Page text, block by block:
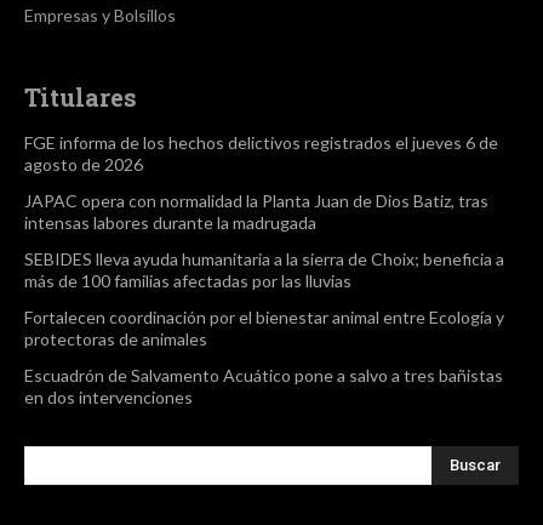
Empresas y Bolsillos
Titulares
FGE informa de los hechos delictivos registrados el jueves 6 de
agosto de 2026
JAPAC opera con normalidad la Planta Juan de Dios Batiz, tras
intensas labores durante la madrugada
SEBIDES lleva ayuda humanitaria a la sierra de Choix; beneficia a
más de 100 familias afectadas por las lluvias
Fortalecen coordinación por el bienestar animal entre Ecología y
protectoras de animales
Escuadrón de Salvamento Acuático pone a salvo a tres bañistas
en dos intervenciones
Buscar